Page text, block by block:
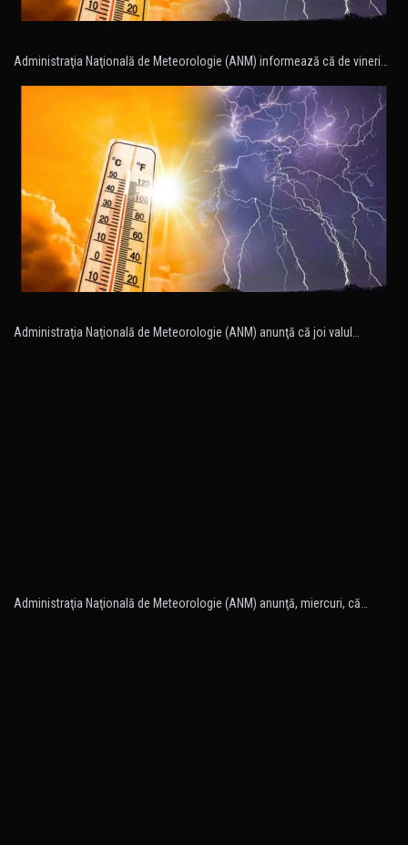
Administraţia Naţională de Meteorologie (ANM) informează că de vineri…
Administraţia Naţională de Meteorologie (ANM) anunţă că joi valul…
Administraţia Naţională de Meteorologie (ANM) anunţă, miercuri, că…